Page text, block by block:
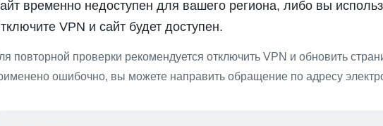
временно недоступен для вашего региона, либо вы
VPN и сайт будет доступен.
повторной проверки рекомендуется отключить VPN и обновить
ошибочно, вы можете направить обращение по адресу